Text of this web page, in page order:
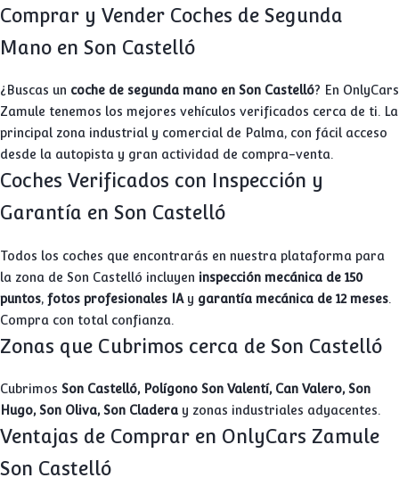
Comprar y Vender Coches de Segunda
Mano en Son Castelló
¿Buscas un coche de segunda mano en Son Castelló? En OnlyCars
Zamule tenemos los mejores vehículos verificados cerca de ti. La
principal zona industrial y comercial de Palma, con fácil acceso
desde la autopista y gran actividad de compra-venta.
Coches Verificados con Inspección y
Garantía en Son Castelló
Todos los coches que encontrarás en nuestra plataforma para
la zona de Son Castelló incluyen inspección mecánica de 150
puntos, fotos profesionales IAy garantía mecánica de 12 meses.
Compra con total confianza.
Zonas que Cubrimos cerca de Son Castelló
Cubrimos Son Castelló, Polígono Son Valentí, Can Valero, Son
Hugo, Son Oliva, Son Cladera y zonas industriales adyacentes.
Ventajas de Comprar en OnlyCars Zamule
Son Castelló